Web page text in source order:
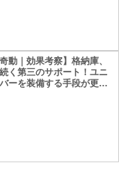
動｜効果考察】格納庫、
く第三のサポート！ユニ
ーを装備する手段が更に